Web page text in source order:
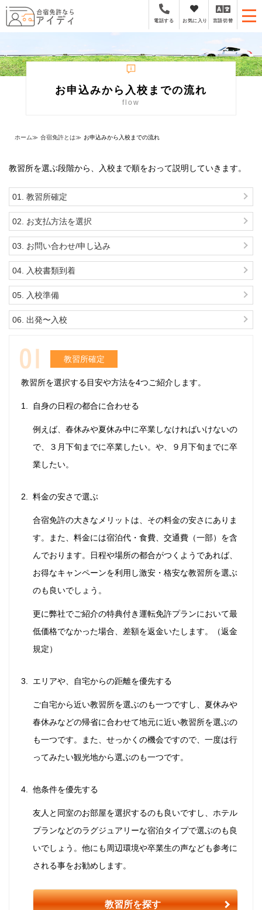
全国厳選の合宿免許プ
電話する お気に入り 言語切替
お申込みから入校までの流れ
flow
ホーム≫ 合宿免許とは≫ お申込みから入校までの流れ
教習所を選ぶ段階から、入校まで順をおって説明していきます。
01. 教習所確定
02. お支払方法を選択
03. お問い合わせ/申し込み
04. 入校書類到着
05. 入校準備
06. 出発〜入校
教習所確定
教習所を選択する目安や方法を4つご紹介します。
自身の日程の都合に合わせる
例えば、春休みや夏休み中に卒業しなければいけないの
で、３月下旬までに卒業したい。や、９月下旬までに卒
業したい。
料金の安さで選ぶ
合宿免許の大きなメリットは、その料金の安さにありま
す。また、料金には宿泊代・食費、交通費（一部）を含
んでおります。日程や場所の都合がつくようであれば、
お得なキャンペーンを利用し激安・格安な教習所を選ぶ
のも良いでしょう。
更に弊社でご紹介の特典付き運転免許プランにおいて最
低価格でなかった場合、差額を返金いたします。（返金
規定）
エリアや、自宅からの距離を優先する
ご自宅から近い教習所を選ぶのも一つですし、夏休みや
春休みなどの帰省に合わせて地元に近い教習所を選ぶの
も一つです。また、せっかくの機会ですので、一度は行
ってみたい観光地から選ぶのも一つです。
他条件を優先する
友人と同室のお部屋を選択するのも良いですし、ホテル
プランなどのラグジュアリーな宿泊タイプで選ぶのも良
いでしょう。他にも周辺環境や卒業生の声なども参考に
される事をお勧めします。
教習所を探す